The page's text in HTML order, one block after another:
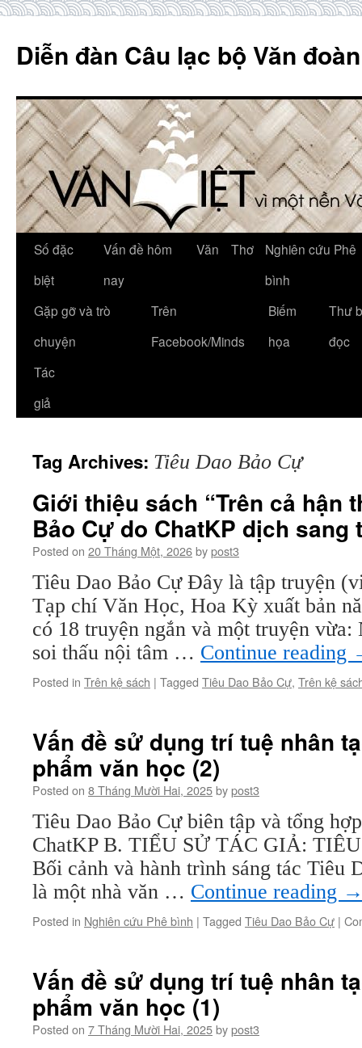
content
Diễn đàn Câu lạc bộ Văn
Số đặc
biệt
Vấn đề hôm
nay
Văn Thơ
Nghiên cứu Phê
bình
Gặp gỡ và trò
chuyện
Trên
Facebook/Minds
Biếm
họa
Thư
đọc
Tác
giả
Tag Archives: Tiêu Dao Bảo Cự
Giới thiệu sách “Trên cả hận
Bảo Cự do ChatKP dịch sang
Posted on 20 Tháng Một, 2026bypost3
Tiêu Dao Bảo Cự Đây là tập truyện
Tạp chí Văn Học, Hoa Kỳ xuất bản
có 18 truyện ngắn và một truyện vừa:
soi thấu nội tâm … Continue reading
Posted in Trên kệ sách | Tagged Tiêu Dao Bảo Cự, Trên kệ
Vấn đề sử dụng trí tuệ nhân
phẩm văn học (2)
Posted on 8 Tháng Mười Hai, 2025bypost3
Tiêu Dao Bảo Cự biên tập và tổng
ChatKP B. TIỂU SỬ TÁC GIẢ:
Bối cảnh và hành trình sáng tác Tiêu
là một nhà văn … Continue reading
Posted in Nghiên cứu Phê bình | Tagged Tiêu Dao Bảo Cự |
Vấn đề sử dụng trí tuệ nhân
phẩm văn học (1)
Posted on 7 Tháng Mười Hai, 2025bypost3